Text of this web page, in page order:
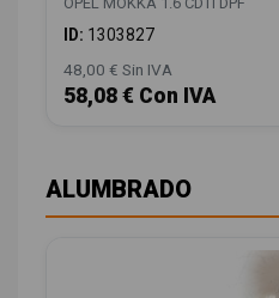
ID: 1303827
48,00 € Sin IVA
58,08 € Con IVA
ALUMBRADO